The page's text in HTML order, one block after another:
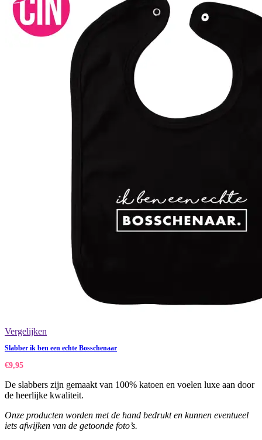
Vergelijken
Slabber ik ben een echte Bosschenaar
€9,95
De slabbers zijn gemaakt van 100% katoen en voelen luxe aan door
de heerlijke kwaliteit.
Onze producten worden met de hand bedrukt en kunnen eventueel
iets afwijken van de getoonde foto’s.